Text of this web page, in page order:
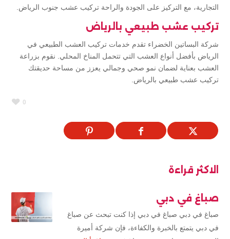
التجارية، مع التركيز على الجودة والراحة تركيب عشب جنوب الرياض.
تركيب عشب طبيعي بالرياض
شركة البساتين الخضراء تقدم خدمات تركيب العشب الطبيعي في
الرياض بأفضل أنواع العشب التي تتحمل المناخ المحلي. نقوم بزراعة
العشب بعناية لضمان نمو صحي وجمالي يعزز من مساحة حديقتك
تركيب عشب طبيعي بالرياض.
0
الاكثر قراءة
صباغ في دبي
صباغ في دبي صباغ في دبي إذا كنت تبحث عن صباغ
في دبي يتمتع بالخبرة والكفاءة، فإن شركة أميرة